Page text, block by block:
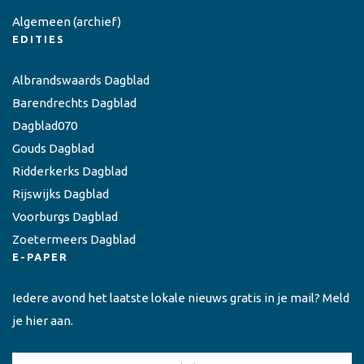
Algemeen(archief)
EDITIES
Albrandswaards Dagblad
Barendrechts Dagblad
Dagblad070
Gouds Dagblad
Ridderkerks Dagblad
Rijswijks Dagblad
Voorburgs Dagblad
Zoetermeers Dagblad
E-PAPER
Iedere avond het laatste lokale nieuws gratis in je mail? Meld
je hier aan.